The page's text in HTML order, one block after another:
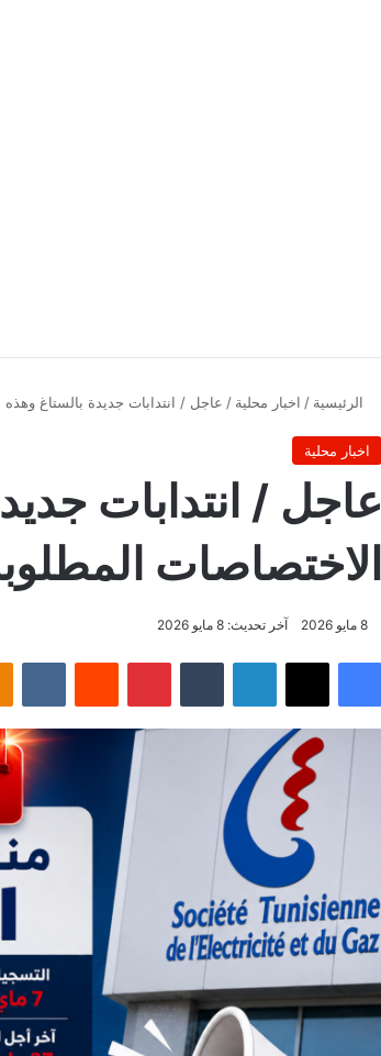
الرئيسية / اخبار محلية / عاجل / انتدابات جديدة بالستاغ
اخبار محلية
عاجل / انتدابات
الاختصاصات
8 مايو 2026 آخر تحديث: 8 مايو 2026
فيسبوك لينكدإن بينتيريست